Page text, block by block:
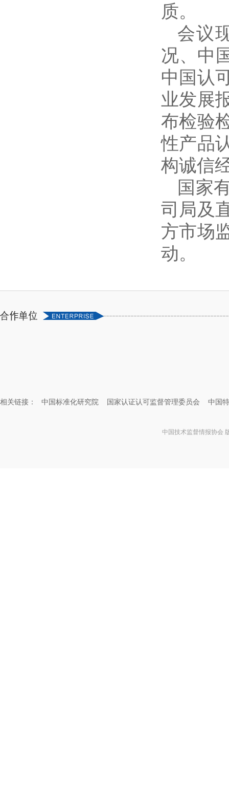
质。
会议
况、中
中国认
业发展
布检验
性产品
构诚信
国家
司局及
方市场
动。
相关链接： 中国标准化研究院 国家认证认可监督管理委员会 中国
中国技术监督情报协会